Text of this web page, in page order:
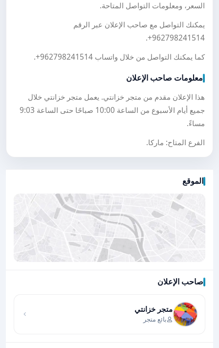
السعر، ومعلومات التواصل المتاحة.
يمكنك التواصل مع صاحب الإعلان عبر الرقم
+962798241514
.
كما يمكنك التواصل من خلال واتساب +962798241514
.
معلومات صاحب الإعلان
هذا الإعلان مقدم من متجر خزانتي. يعمل متجر خزانتي خلال
جميع أيام الأسبوع من الساعة 10:00 صباحًا حتى الساعة 9:03
مساءً.
الفرع المتاح: ماركا.
الموقع
صاحب الإعلان
متجر خزانتي
بائع متجر